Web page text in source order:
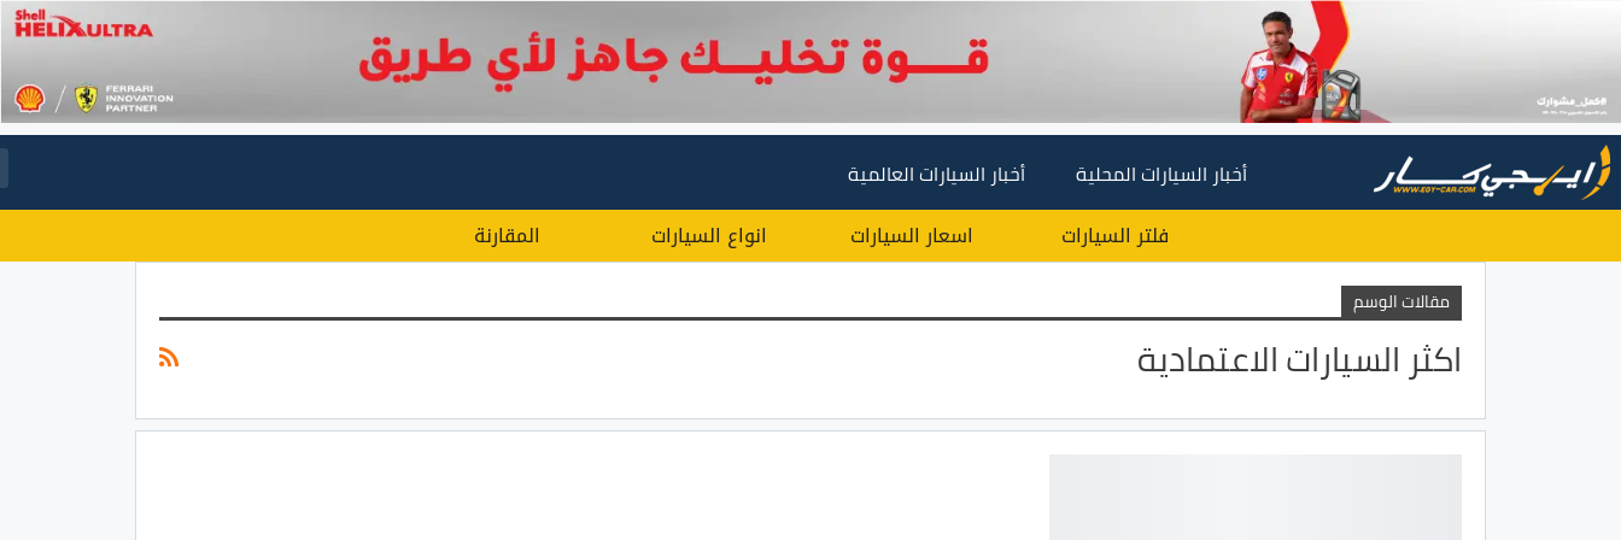
أخبار السيارات المحلية أخبار السيارات العالمية
فلتر السيارات اسعار السيارات انواع السيارات المقارنة
مقالات الوسم
اكثر السيارات الاعتمادية